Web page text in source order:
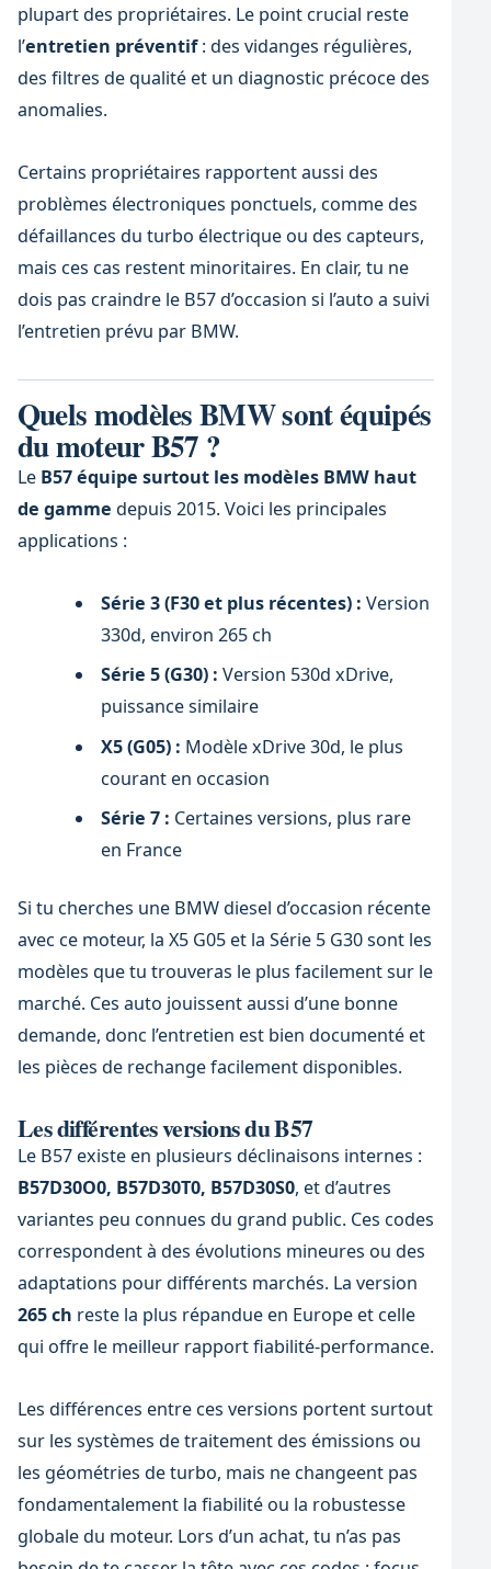
plupart des propriétaires. Le point crucial reste
l’entretien préventif: des vidanges régulières,
des filtres de qualité et un diagnostic précoce des
anomalies.
Certains propriétaires rapportent aussi des
problèmes électroniques ponctuels, comme des
défaillances du turbo électrique ou des capteurs,
mais ces cas restent minoritaires. En clair, tu ne
dois pas craindre le B57 d’occasion si l’auto a suivi
l’entretien prévu par BMW.
Quels modèles BMW sont équipés
du moteur B57 ?
Le B57 équipe surtout les modèles BMW haut
de gamme depuis 2015. Voici les principales
applications :
Série 3 (F30 et plus récentes) : Version
330d, environ 265 ch
Série 5 (G30) : Version 530d xDrive,
puissance similaire
X5 (G05) : Modèle xDrive 30d, le plus
courant en occasion
Série 7 : Certaines versions, plus rare
en France
Si tu cherches une BMW diesel d’occasion récente
avec ce moteur, la X5 G05 et la Série 5 G30 sont les
modèles que tu trouveras le plus facilement sur le
marché. Ces auto jouissent aussi d’une bonne
demande, donc l’entretien est bien documenté et
les pièces de rechange facilement disponibles.
Les différentes versions du B57
Le B57 existe en plusieurs déclinaisons internes :
B57D30O0, B57D30T0, B57D30S0, et d’autres
variantes peu connues du grand public. Ces codes
correspondent à des évolutions mineures ou des
adaptations pour différents marchés. La version
265 ch reste la plus répandue en Europe et celle
qui offre le meilleur rapport fiabilité-performance.
Les différences entre ces versions portent surtout
sur les systèmes de traitement des émissions ou
les géométries de turbo, mais ne changeent pas
fondamentalement la fiabilité ou la robustesse
globale du moteur. Lors d’un achat, tu n’as pas